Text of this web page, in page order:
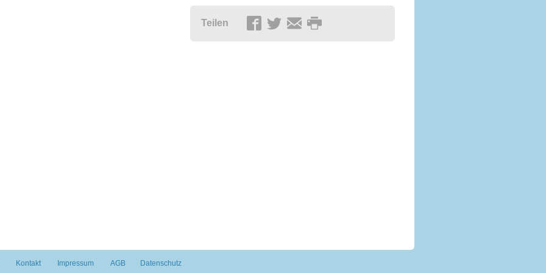
Teilen
Kontakt Impressum AGB Datenschutz